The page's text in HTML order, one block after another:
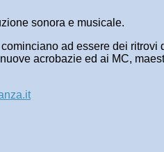
sonora e musicale.
ad essere dei ritrovi
acrobazie ed ai MC,